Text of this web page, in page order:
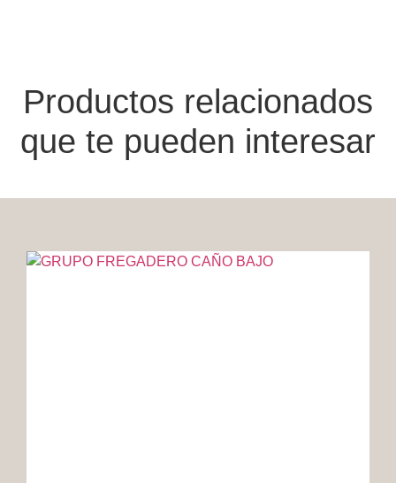
Productos relacionados
que te pueden interesar